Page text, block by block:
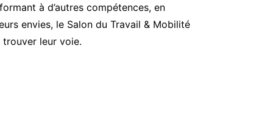
à d’autres compétences, en
envies, le Salon du Travail & Mobilité
leur voie.